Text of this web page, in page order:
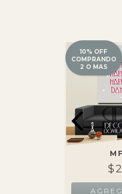
10% OFF
COMPRANDO
2 O MAS